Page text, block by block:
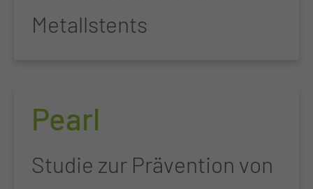
Metallstents
Pearl
Studie zur Prävention von